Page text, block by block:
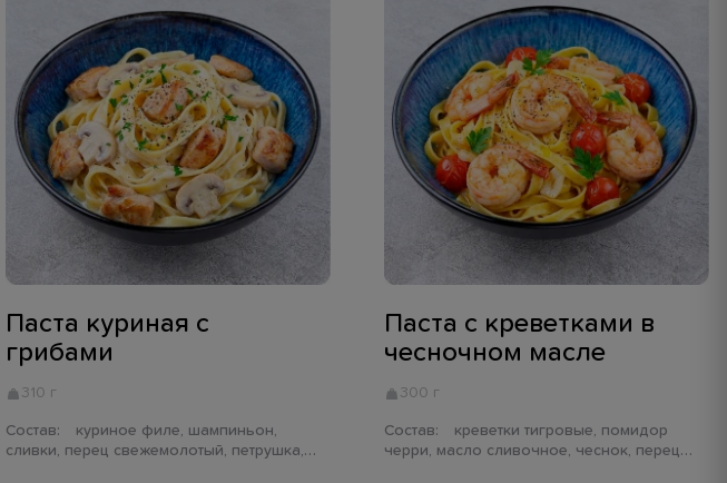
Паста куриная с
грибами
310 г
Состав:
сливки, перец свежемолотый, петрушка,
Паста с креветками в
чесночном масле
300 г
Состав:
черри, масло сливочное, чеснок, перец